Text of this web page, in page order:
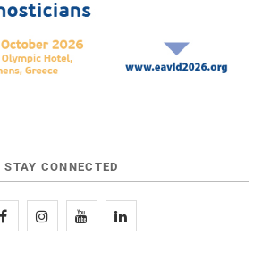
STAY CONNECTED